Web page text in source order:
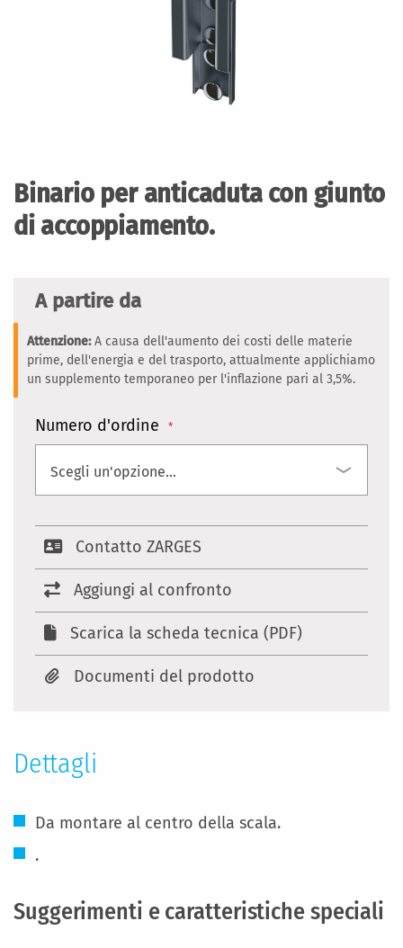
Binario per anticaduta con giunto
di accoppiamento.
A partire da
Attenzione:A causa dell'aumento dei costi delle materie
prime, dell'energia e del trasporto, attualmente applichiamo
un supplemento temporaneo per l'inflazione pari al 3,5%.
Numero d'ordine
Contatto ZARGES
Aggiungi al confronto
Scarica la scheda tecnica (PDF)
Documenti del prodotto
galleria
di
immagini
Dettagli
Da montare al centro della scala.
.
Suggerimenti e caratteristiche speciali